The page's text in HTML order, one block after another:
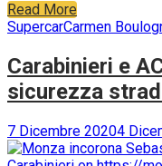
Read More
SupercarCarmen
Carabinieri e
sicurezza
7 Dicembre 20204